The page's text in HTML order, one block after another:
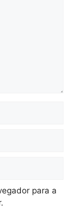
para a